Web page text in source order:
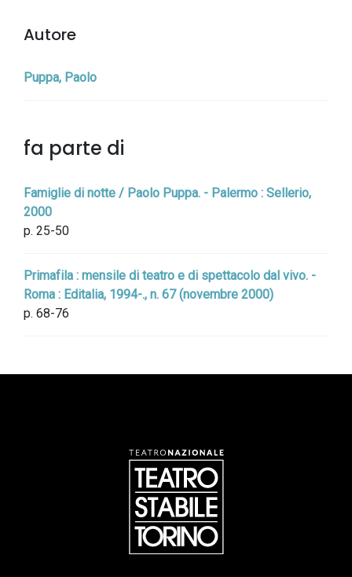
Autore
Puppa, Paolo
fa parte di
Famiglie di notte / Paolo Puppa. - Palermo : Sellerio,
2000
p. 25-50
Primafila : mensile di teatro e di spettacolo dal vivo. -
Roma : Editalia, 1994-., n. 67 (novembre 2000)
p. 68-76